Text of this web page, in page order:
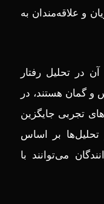
و علاقه‌مندان به
در تحلیل رفتار
گمان هستند، در
تجربی جایگزین
بر اساس
می‌توانند با